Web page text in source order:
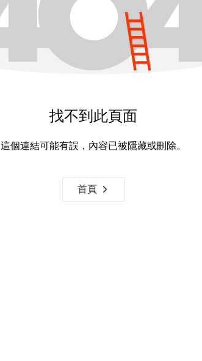
找不到此頁面
這個連結可能有誤，內容已被隱藏或刪除。
首頁